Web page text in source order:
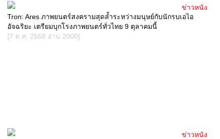
Tron: Ares ภาพยนตร์สงครามสุดล้ำระหว่างมนุษย์กับนักรบเอไอ
อัจฉริยะ เตรียมบุกโรงภาพยนตร์ทั่วไทย 9 ตุลาคมนี้
[7 ต.ค. 2568 อ่าน 2000]
ข่าวหนัง
ข่าวหนัง